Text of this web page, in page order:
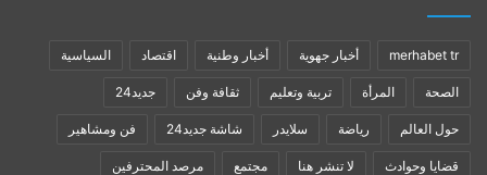
merhabet tr أخبار جهوية أخبار وطنية اقتصاد السياسية
الصحة المرأة تربية وتعليم ثقافة وفن جديد24
حول العالم رياضة سلايدر شاشة جديد24 فن ومشاهير
قضايا وحوادث لا تنشر هنا مجتمع مرصد المحترفين